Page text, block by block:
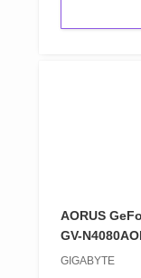
AORUS
GV-
GIGABYTE